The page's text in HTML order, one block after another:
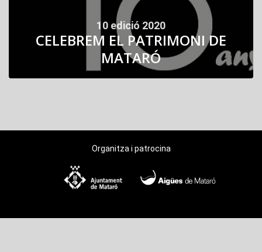
10 edició 2020
CELEBREM EL PATRIMONI DE
MATARÓ
Organitza i patrocina